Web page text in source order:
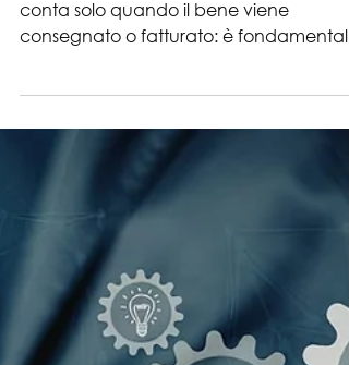
14 mag
Avvio dell’investimento
ZES: l’errore che può far
perdere il credito
d’imposta
Nel credito d’imposta ZES Unica non
conta solo quando il bene viene
consegnato o fatturato: è fondamentale
verificare se l’impresa ha già assunto un